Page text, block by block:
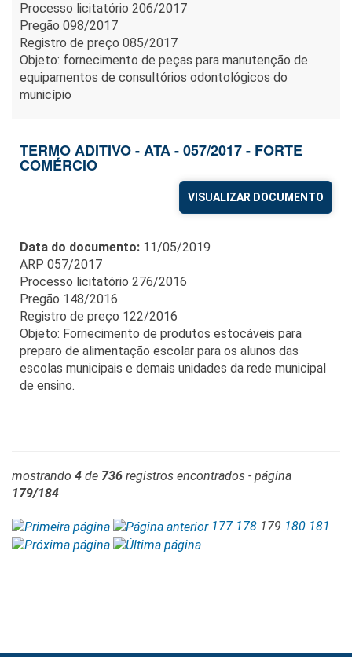
Processo licitatório 206/2017
Pregão 098/2017
Registro de preço 085/2017
Objeto: fornecimento de peças para manutenção de
equipamentos de consultórios odontológicos do
município
TERMO ADITIVO - ATA - 057/2017 - FORTE
COMÉRCIO
VISUALIZAR DOCUMENTO
Data do documento: 11/05/2019
ARP 057/2017
Processo licitatório 276/2016
Pregão 148/2016
Registro de preço 122/2016
Objeto: Fornecimento de produtos estocáveis para
preparo de alimentação escolar para os alunos das
escolas municipais e demais unidades da rede municipal
de ensino.
mostrando 4 de 736 registros encontrados - página
179/184
177 178 179 180 181